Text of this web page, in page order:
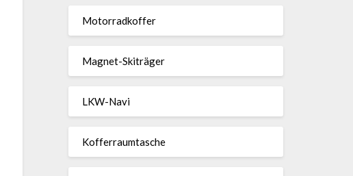
Motor­rad­koffer
Magnet-Ski­träger
LKW-Navi
Kof­fer­raum­ta­sche